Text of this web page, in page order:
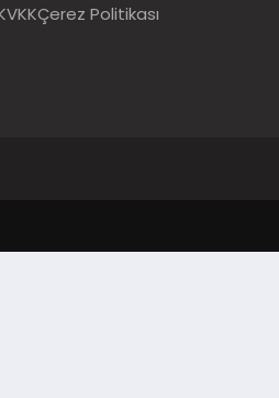
Çerez Politikası